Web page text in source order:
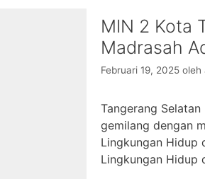
MIN 2 Kota
Madrasah
Februari 19, 2025 oleh
Tangerang
gemilang dengan
Lingkungan Hidup
Lingkungan Hidup